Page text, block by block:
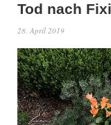
Tod nach
28. April 2019